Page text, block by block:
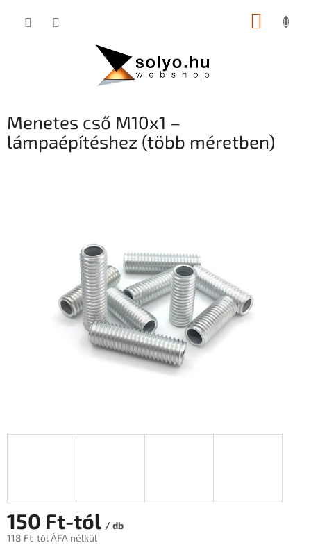
KOSÁR
Menetes cső M10x1 –
lámpaépítéshez (több méretben)
150 Ft-tól / db
118 Ft-tól ÁFA nélkül